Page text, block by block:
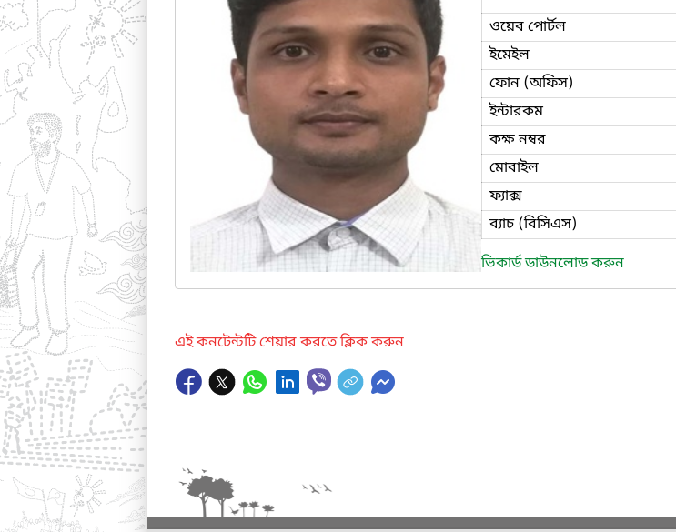
ওয়েব পোর্টল
ইমেইল
ফোন (অফিস)
ইন্টারকম
কক্ষ নম্বর
মোবাইল
ফ্যাক্স
ব্যাচ (বিসিএস)
ভিকার্ড ডাউনলোড করুন
এই কনটেন্টটি শেয়ার করতে ক্লিক করুন